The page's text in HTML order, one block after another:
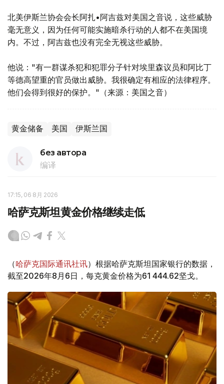
北美伊斯兰协会会长阿扎•阿吉兹对美国之音说，这些威胁
毫无意义，因为任何可能实施暗杀行动的人都不在美国境
内。不过，阿吉兹也没有完全无视这些威胁。
他说："有一群谋杀犯和犯罪分子针对埃里森议员和阿比丁
等德高望重的官员做出威胁。我很确定有相应的法律程序。
他们会得到很好的保护。"（来源：美国之音）
黄金储备 美国 伊斯兰国
без автора
编译
17:15, 06 8月 2026
哈萨克斯坦黄金价格继续走低
（哈萨克国际通讯社讯）根据哈萨克斯坦国家银行的数据，
截至2026年8月6日，每克黄金价格为61 444.62坚戈。